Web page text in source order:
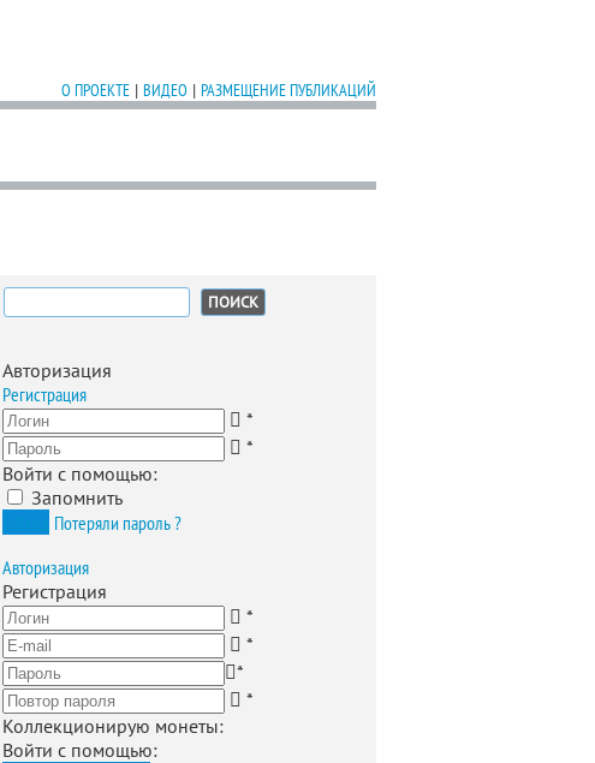
О ПРОЕКТЕ | ВИДЕО | РАЗМЕЩЕНИЕ ПУБЛИКАЦИЙ
Найти:
Авторизация
Регистрация
*
*
Войти с помощью:
Запомнить
Потеряли пароль ?
Авторизация
Регистрация
*
*
*
*
Коллекционирую монеты:
Войти с помощью: